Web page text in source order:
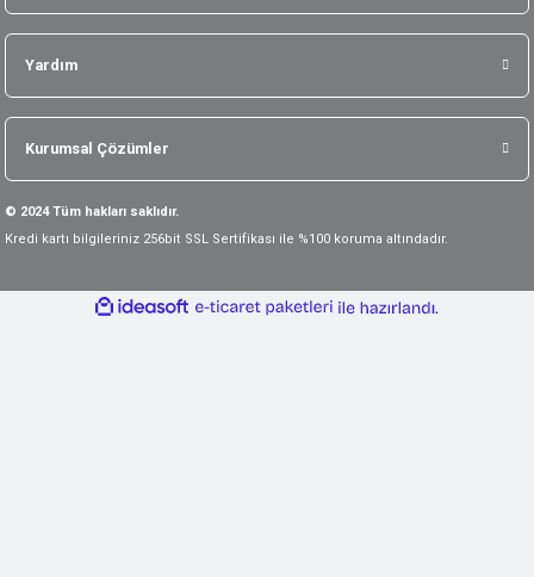
Yardım
Kurumsal Çözümler
© 2024 Tüm hakları saklıdır.
Kredi kartı bilgileriniz 256bit SSL Sertifikası ile %100 koruma altındadır.
ideasoft
e-